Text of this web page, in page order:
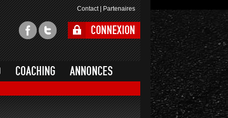
Contact|Partenaires
CONNEXION
COACHING ANNONCES